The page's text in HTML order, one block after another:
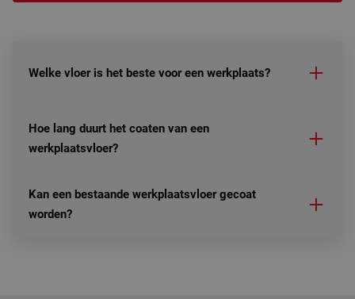
Welke vloer is het beste voor een werkplaats?
Hoe lang duurt het coaten van een
werkplaatsvloer?
Kan een bestaande werkplaatsvloer gecoat
worden?